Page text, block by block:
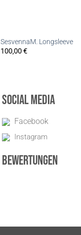
SesvennaM. Longsleeve
100,00€
Social Media
Facebook
Instagram
Bewertungen